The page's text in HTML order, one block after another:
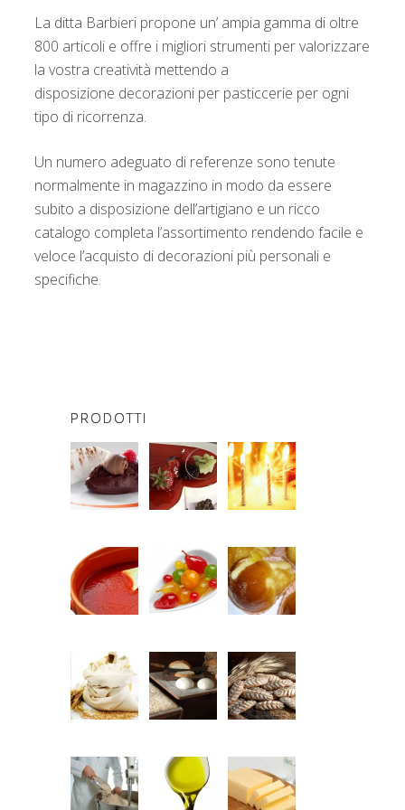
La ditta Barbieri propone un’ ampia gamma di oltre
800 articoli e offre i migliori strumenti per valorizzare
la vostra creatività mettendo a
disposizione decorazioni per pasticcerie per ogni
tipo di ricorrenza.
Un numero adeguato di referenze sono tenute
normalmente in magazzino in modo da essere
subito a disposizione dell’artigiano e un ricco
catalogo completa l’assortimento rendendo facile e
veloce l’acquisto di decorazioni più personali e
specifiche.
PRODOTTI